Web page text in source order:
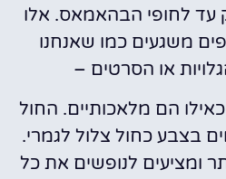
עד לחופי הבהאמאס. אלו
משגעים כמו שאנחנו
או הסרטים –
הם מלאכותיים. החול
בצבע כחול צלול לגמרי.
ומציעים לנופשים את כל